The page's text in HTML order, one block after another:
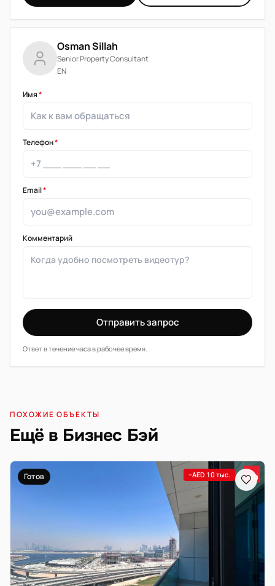
Osman Sillah
Senior Property Consultant
EN
Имя*
Телефон*
Email*
Комментарий
Отправить запрос
Ответ в течение часа в рабочее время.
ПОХОЖИЕ ОБЪЕКТЫ
Ещё в Бизнес Бэй
Готов −AED 10 тыс.